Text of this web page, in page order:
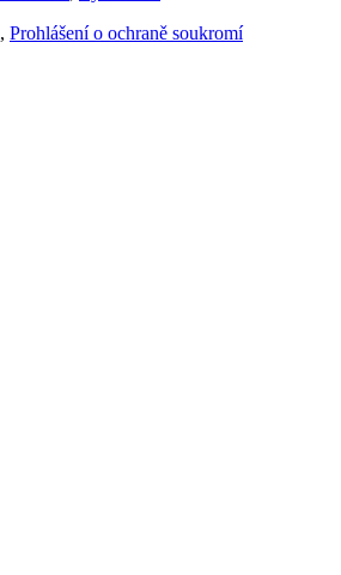
, Prohlášení o ochraně soukromí